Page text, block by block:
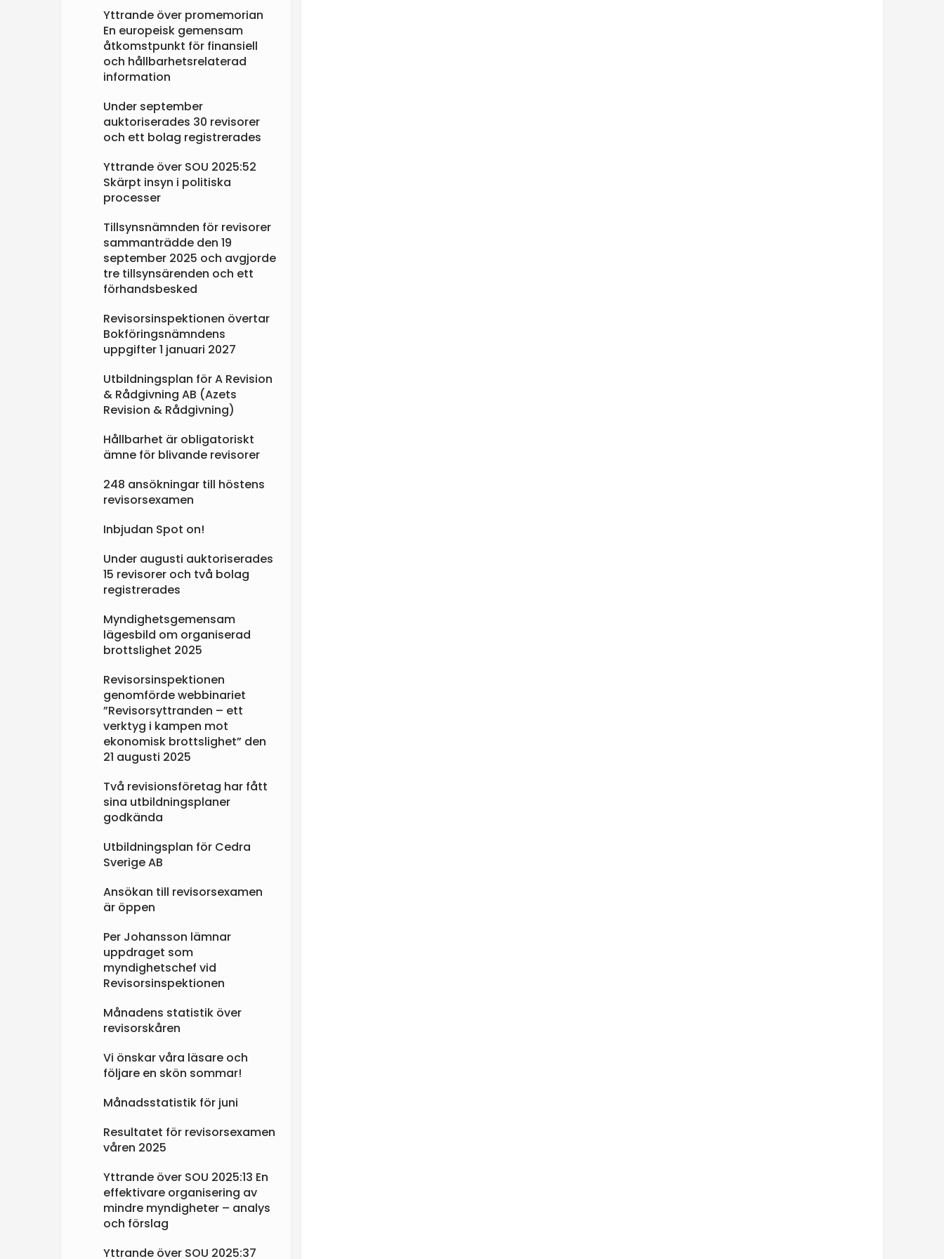
Yttrande över promemorian
En europeisk gemensam
åtkomstpunkt för finansiell
och hållbarhetsrelaterad
information
Under september
auktoriserades 30 revisorer
och ett bolag registrerades
Yttrande över SOU 2025:52
Skärpt insyn i politiska
processer
Tillsynsnämnden för revisorer
sammanträdde den 19
september 2025 och avgjorde
tre tillsynsärenden och ett
förhandsbesked
Revisorsinspektionen övertar
Bokföringsnämndens
uppgifter 1 januari 2027
Utbildningsplan för A Revision
& Rådgivning AB (Azets
Revision & Rådgivning)
Hållbarhet är obligatoriskt
ämne för blivande revisorer
248 ansökningar till höstens
revisorsexamen
Inbjudan Spot on!
Under augusti auktoriserades
15 revisorer och två bolag
registrerades
Myndighetsgemensam
lägesbild om organiserad
brottslighet 2025
Revisorsinspektionen
genomförde webbinariet
”Revisorsyttranden – ett
verktyg i kampen mot
ekonomisk brottslighet” den
21 augusti 2025
Två revisionsföretag har fått
sina utbildningsplaner
godkända
Utbildningsplan för Cedra
Sverige AB
Ansökan till revisorsexamen
är öppen
Per Johansson lämnar
uppdraget som
myndighetschef vid
Revisorsinspektionen
Månadens statistik över
revisorskåren
Vi önskar våra läsare och
följare en skön sommar!
Månadsstatistik för juni
Resultatet för revisorsexamen
våren 2025
Yttrande över SOU 2025:13 En
effektivare organisering av
mindre myndigheter – analys
och förslag
Yttrande över SOU 2025:37